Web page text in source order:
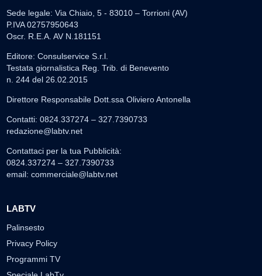
Sede legale: Via Chiaio, 5 - 83010 – Torrioni (AV)
P.IVA 02757950643
Oscr. R.E.A. AV N.181151
Editore: Consulservice S.r.l.
Testata giornalistica Reg. Trib. di Benevento
n. 244 del 26.02.2015
Direttore Responsabile Dott.ssa Oliviero Antonella
Contatti: 0824.337274 – 327.7390733
redazione@labtv.net
Contattaci per la tua Pubblicità:
0824.337274 – 327.7390733
email: commerciale@labtv.net
LABTV
Palinsesto
Privacy Policy
Programmi TV